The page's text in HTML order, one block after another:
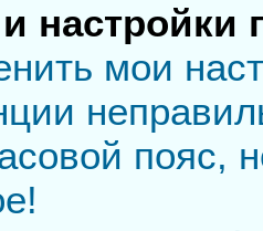
настройки
мои
пояс,